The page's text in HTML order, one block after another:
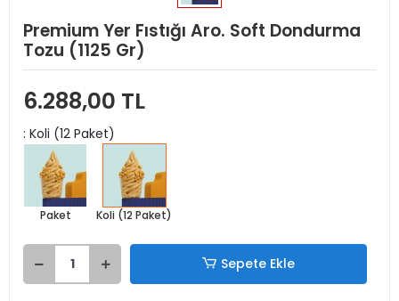
Premium Yer Fıstığı Aro. Soft Dondurma
Tozu (1125 Gr)
6.288,00 TL
: Koli (12 Paket)
Paket Koli (12 Paket)
Sepete Ekle